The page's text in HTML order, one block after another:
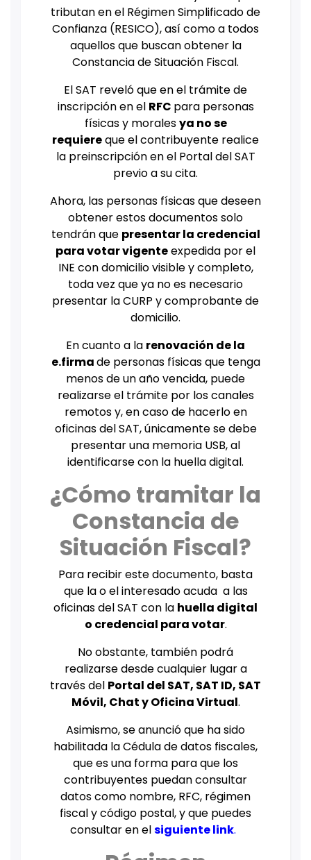
tributan en el Régimen Simplificado de
Confianza (RESICO), así como a todos
aquellos que buscan obtener la
Constancia de Situación Fiscal.
El SAT reveló que en el trámite de
inscripción en el RFC para personas
físicas y moralesya no se
requiereque el contribuyente realice
la preinscripción en el Portal del SAT
previo a su cita.
Ahora, las personas físicas que deseen
obtener estos documentos solo
tendrán que presentar la credencial
para votar vigenteexpedida por el
INE con domicilio visible y completo,
toda vez que ya no es necesario
presentar la CURP y comprobante de
domicilio.
En cuanto a la renovación de la
e.firmade personas físicas que tenga
menos de un año vencida, puede
realizarse el trámite por los canales
remotos y, en caso de hacerlo en
oficinas del SAT, únicamente se debe
presentar una memoria USB, al
identificarse con la huella digital.
¿Cómo tramitar la
Constancia de
Situación Fiscal?
Para recibir este documento, basta
que la o el interesado acuda a las
oficinas del SAT con la huella digital
o credencial para votar.
No obstante, también podrá
realizarse desde cualquier lugar a
través del Portal del SAT, SAT ID, SAT
Móvil, Chat y Oficina Virtual.
Asimismo, se anunció que ha sido
habilitada la Cédula de datos fiscales,
que es una forma para que los
contribuyentes puedan consultar
datos como nombre, RFC, régimen
fiscal y código postal, y que puedes
consultar en elsiguiente link.